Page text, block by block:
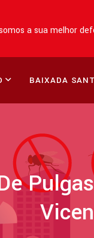
a sua melhor
BAIXADA